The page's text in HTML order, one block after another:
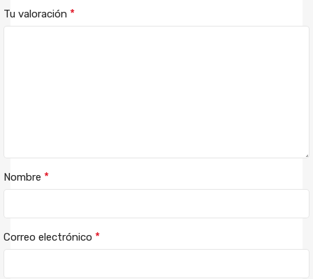
Tu valoración *
Nombre *
Correo electrónico *